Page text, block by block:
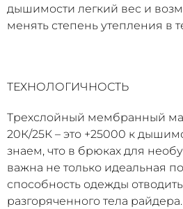
дышимости легкий вес и
менять степень утепления в
ТЕХНОЛОГИЧНОСТЬ
Трехслойный мембранный
20К/25К – это +25000 к
знаем, что в брюках для
важна не только идеальная
способность одежды
разгоряченного тела райдера.